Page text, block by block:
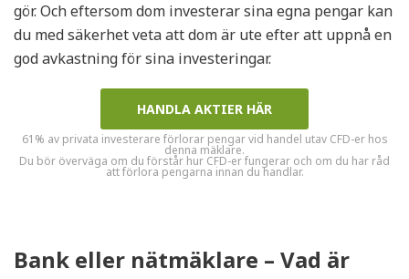
gör. Och eftersom dom investerar sina egna pengar kan
du med säkerhet veta att dom är ute efter att uppnå en
god avkastning för sina investeringar.
HANDLA AKTIER HÄR
61% av privata investerare förlorar pengar vid handel utav CFD-er hos
denna mäklare.
Du bör överväga om du förstår hur CFD-er fungerar och om du har råd
att förlora pengarna innan du handlar.
Bank eller nätmäklare – Vad är